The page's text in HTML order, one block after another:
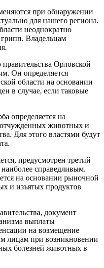
при обнаружении
для нашего региона.
неоднократно
Владельцам
Орловской
Он определяется
области на основании
в случае, если таковые
определяется на
животных и
Для этого властями будут
предусмотрен третий
наиболее справедливым.
на основании рыночной
и изъятых продуктов
документ
выплаты
на возмещение
лицам при возникновении
болезней животных в